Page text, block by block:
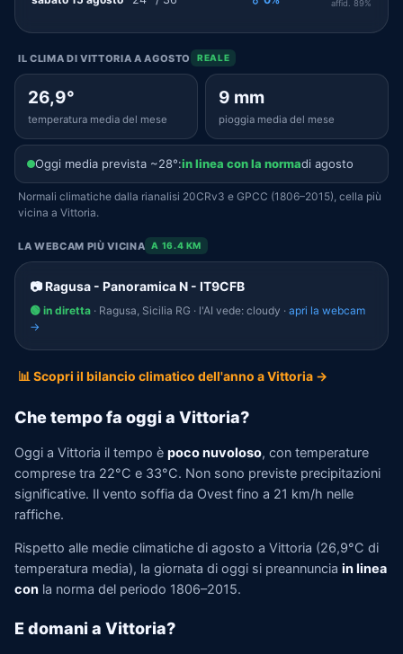
affid. 89%
IL CLIMA DI VITTORIA A AGOSTO REALE
26,9°
temperatura media del mese
9 mm
pioggia media del mese
Oggi media prevista ~28°:in linea con la normadi agosto
Normali climatiche dalla rianalisi 20CRv3 e GPCC (1806–2015), cella più
vicina a Vittoria.
LA WEBCAM PIÙ VICINA A 16.4 KM
📷 Ragusa - Panoramica N - IT9CFB
🟢 in diretta · Ragusa, Sicilia RG · l'AI vede: cloudy · apri la webcam
→
📊 Scopri il bilancio climatico dell'anno a Vittoria →
Che tempo fa oggi a Vittoria?
Oggi a Vittoria il tempo è poco nuvoloso, con temperature
comprese tra 22°C e 33°C. Non sono previste precipitazioni
significative. Il vento soffia da Ovest fino a 21 km/h nelle
raffiche.
Rispetto alle medie climatiche di agosto a Vittoria (26,9°C di
temperatura media), la giornata di oggi si preannuncia in linea
con la norma del periodo 1806–2015.
E domani a Vittoria?